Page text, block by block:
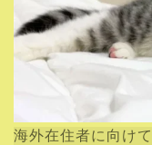
海外在住者に向け